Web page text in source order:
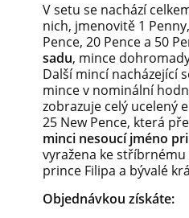
V setu se nachází
nich, jmenovitě 1
Pence, 20 Pence a 50
sadu, mince
Další mincí nacházející
mince v nominální
zobrazuje celý ucelený
25 New Pence, která
minci nesoucí jméno
vyražena ke
prince Filipa a bývalé
Objednávkou získáte: